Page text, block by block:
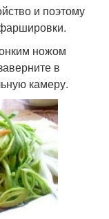
и поэтому
ножом
в
камеру.